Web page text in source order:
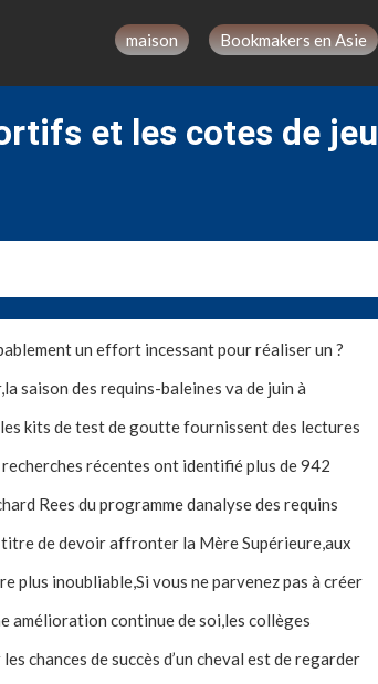
maison Bookmakers en Asie
et les cotes de jeu
un effort incessant pour réaliser un ?
saison des requins-baleines va de juin à
kits de test de goutte fournissent des lectures
récentes ont identifié plus de 942
Rees du programme danalyse des requins
de devoir affronter la Mère Supérieure,aux
plus inoubliable,Si vous ne parvenez pas à créer
amélioration continue de soi,les collèges
chances de succès d’un cheval est de regarder